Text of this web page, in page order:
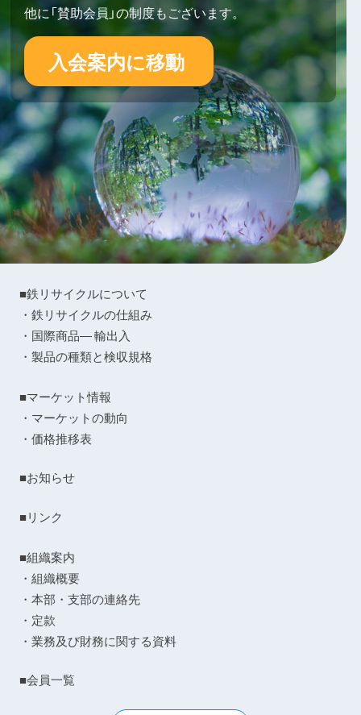
他に「賛助会員」の制度もございます。
入会案内に移動
■鉄リサイクルについて
・鉄リサイクルの仕組み
・国際商品― 輸出入
・製品の種類と検収規格
■マーケット情報
・マーケットの動向
・価格推移表
■お知らせ
■リンク
■組織案内
・組織概要
・本部・支部の連絡先
・定款
・業務及び財務に関する資料
■会員一覧